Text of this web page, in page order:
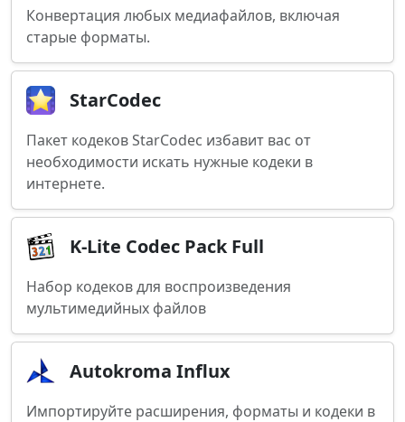
Конвертация любых медиафайлов, включая
старые форматы.
StarCodec
Пакет кодеков StarCodec избавит вас от
необходимости искать нужные кодеки в
интернете.
K-Lite Codec Pack Full
Набор кодеков для воспроизведения
мультимедийных файлов
Autokroma Influx
Импортируйте расширения, форматы и кодеки в